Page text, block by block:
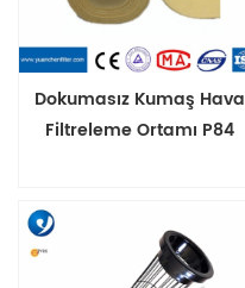
Dokumasız Kumaş Hava
Filtreleme Ortamı P84
Toz Toplayıcı